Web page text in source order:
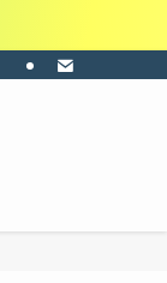
にお見積り。ご依頼は